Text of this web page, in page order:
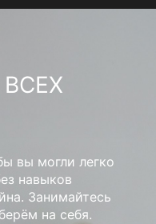
вы могли легко
навыков
Занимайтесь
на себя.